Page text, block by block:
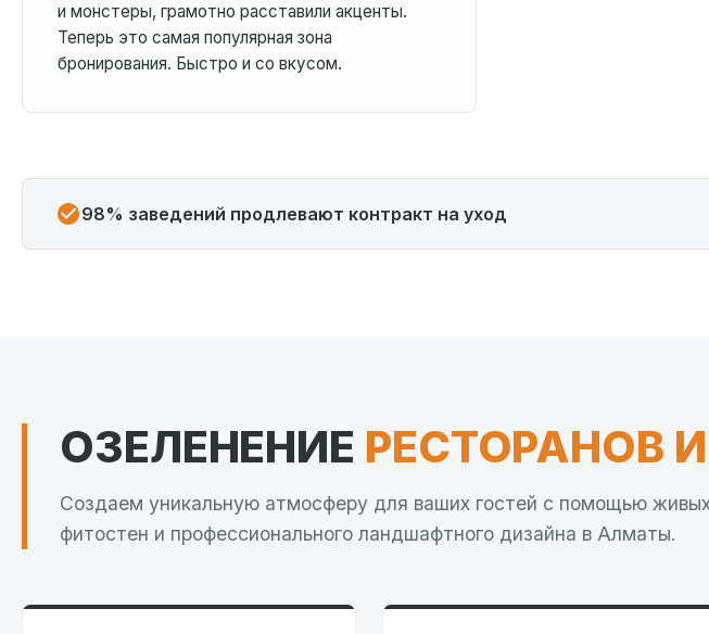
и монстеры, грамотно расставили акценты.
Теперь это самая популярная зона
бронирования. Быстро и со вкусом.
98% заведений продлевают контракт на уход
ОЗЕЛЕНЕНИЕ РЕСТОРАНОВ
Создаем уникальную атмосферу для ваших гостей с помощью
фитостен и профессионального ландшафтного дизайна в Алматы.